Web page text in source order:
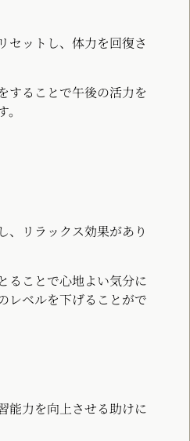
セットし、体力を回復さ
することで午後の活力を
、リラックス効果があり
ることで心地よい気分に
レベルを下げることがで
能力を向上させる助けに